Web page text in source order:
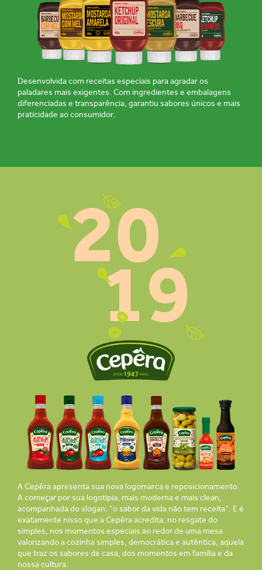
Desenvolvida com receitas especiais para agradar os
paladares mais exigentes. Com ingredientes e embalagens
diferenciadas e transparência, garantiu sabores únicos e mais
praticidade ao consumidor.
20
19
A Cepêra apresenta sua nova logomarca e reposicionamento.
A começar por sua logotipia, mais moderna e mais clean,
acompanhada do slogan: “o sabor da vida não tem receita”. E é
exatamente nisso que a Cepêra acredita: no resgate do
simples, nos momentos especiais ao redor de uma mesa
valorizando a cozinha simples, democrática e autêntica, aquela
que traz os sabores de casa, dos momentos em família e da
nossa cultura.